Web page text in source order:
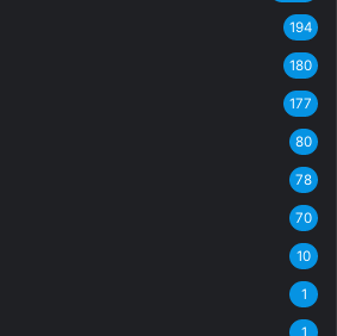
194
180
177
80
78
70
10
1